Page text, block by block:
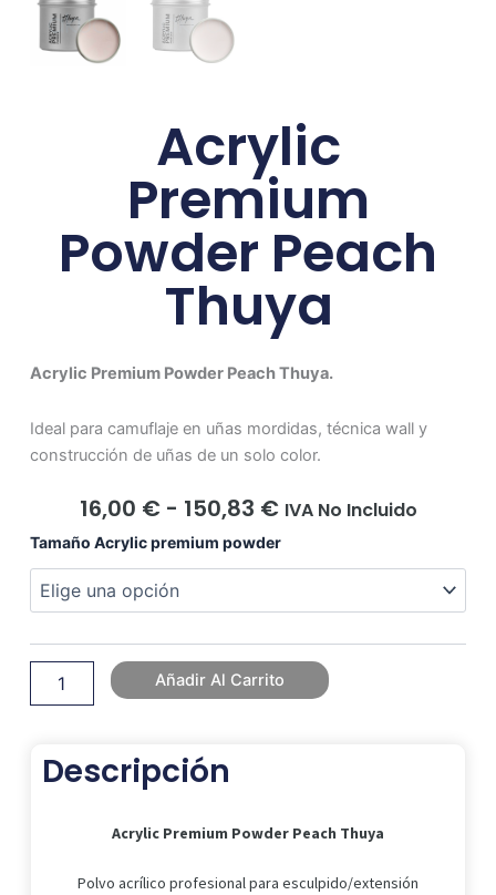
Acrylic
Premium
Powder Peach
Thuya
Acrylic Premium Powder Peach Thuya.
Ideal para camuflaje en uñas mordidas, técnica wall y
construcción de uñas de un solo color.
16,00 € - 150,83 €Rango
De
Precios:
16,00 €
150,83 €
IVA No Incluido
Tamaño Acrylic premium powder
Acrylic
Powder
Peach
cantidad
Añadir Al Carrito
Descripción
Acrylic Premium Powder Peach Thuya
Polvo acrílico profesional para esculpido/extensión